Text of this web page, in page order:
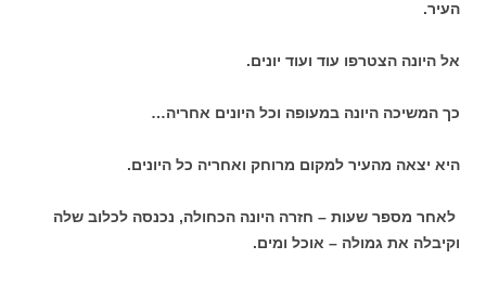
העיר.
אל היונה הצטרפו עוד ועוד יונים.
כך המשיכה היונה במעופה וכל היונים אחריה…
היא יצאה מהעיר למקום מרוחק ואחריה כל היונים.
לאחר מספר שעות – חזרה היונה הכחולה, נכנסה לכלוב שלה
וקיבלה את גמולה – אוכל ומים.